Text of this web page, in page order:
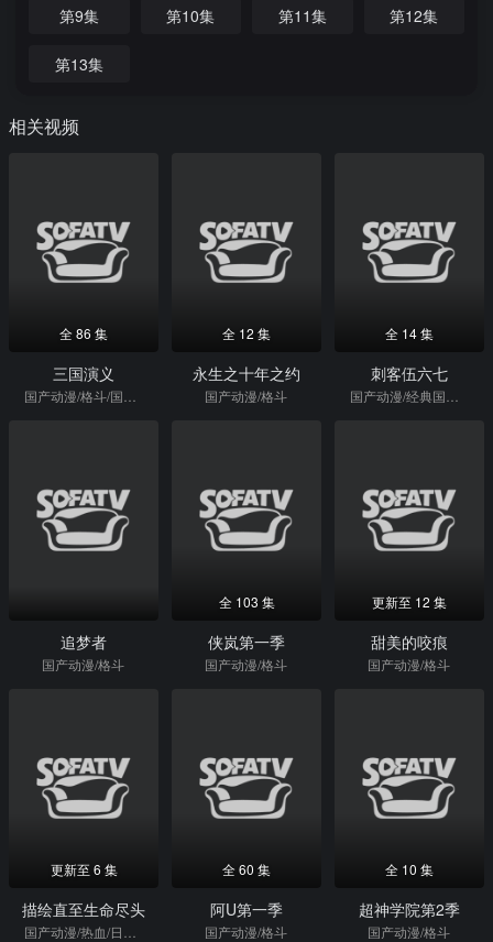
第9集 第10集 第11集 第12集
第13集
相关视频
全 86 集
三国演义
全 12 集
永生之十年之约
国产动漫/格斗
全 14 集
刺客伍六七
追梦者
国产动漫/格斗
全 103 集
侠岚第一季
国产动漫/格斗
更新至 12 集
甜美的咬痕
国产动漫/格斗
更新至 6 集
描绘直至生命尽头
全 60 集
阿U第一季
国产动漫/格斗
全 10 集
超神学院第2季
国产动漫/格斗